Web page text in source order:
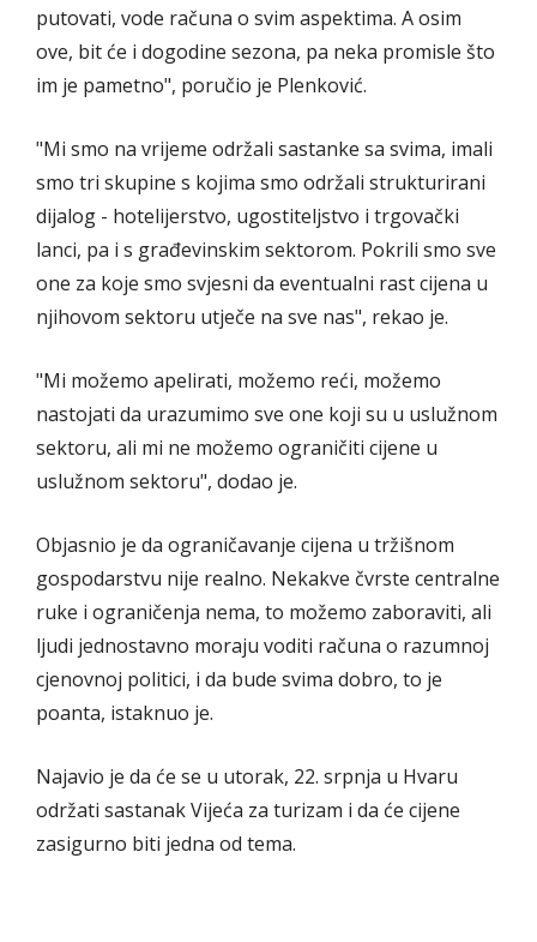
putovati, vode računa o svim aspektima. A osim
ove, bit će i dogodine sezona, pa neka promisle što
im je pametno", poručio je Plenković.
"Mi smo na vrijeme održali sastanke sa svima, imali
smo tri skupine s kojima smo održali strukturirani
dijalog - hotelijerstvo, ugostiteljstvo i trgovački
lanci, pa i s građevinskim sektorom. Pokrili smo sve
one za koje smo svjesni da eventualni rast cijena u
njihovom sektoru utječe na sve nas", rekao je.
"Mi možemo apelirati, možemo reći, možemo
nastojati da urazumimo sve one koji su u uslužnom
sektoru, ali mi ne možemo ograničiti cijene u
uslužnom sektoru", dodao je.
Objasnio je da ograničavanje cijena u tržišnom
gospodarstvu nije realno. Nekakve čvrste centralne
ruke i ograničenja nema, to možemo zaboraviti, ali
ljudi jednostavno moraju voditi računa o razumnoj
cjenovnoj politici, i da bude svima dobro, to je
poanta, istaknuo je.
Najavio je da će se u utorak, 22. srpnja u Hvaru
održati sastanak Vijeća za turizam i da će cijene
zasigurno biti jedna od tema.